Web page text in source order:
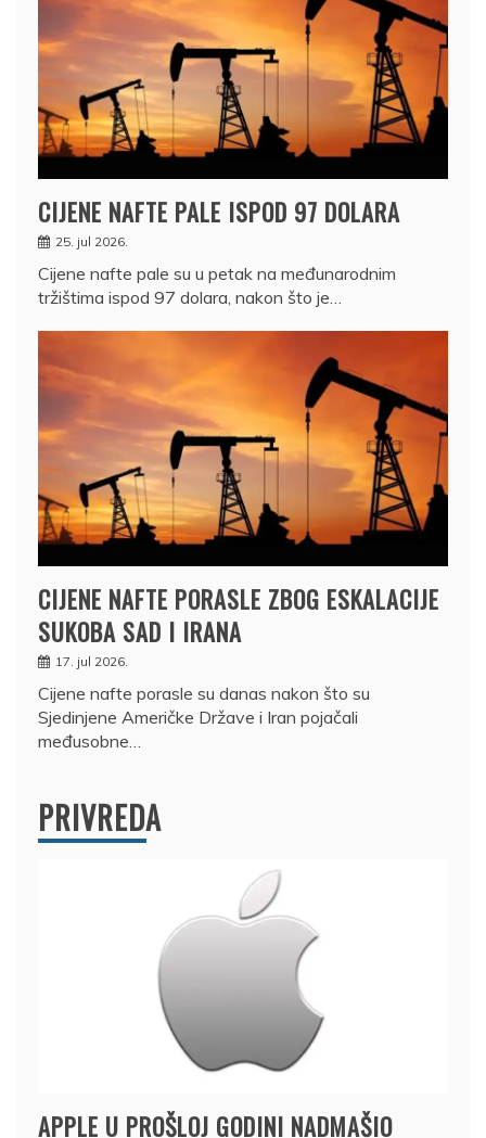
CIJENE NAFTE PALE ISPOD 97 DOLARA
25. jul 2026.
Cijene nafte pale su u petak na međunarodnim
tržištima ispod 97 dolara, nakon što je…
CIJENE NAFTE PORASLE ZBOG ESKALACIJE
SUKOBA SAD I IRANA
17. jul 2026.
Cijene nafte porasle su danas nakon što su
Sjedinjene Američke Države i Iran pojačali
međusobne…
PRIVREDA
APPLE U PROŠLOJ GODINI NADMAŠIO